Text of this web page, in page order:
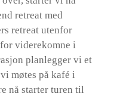
retreat med
retreat utenfor
viderekomne i
planlegger vi et
møtes på kafé i
nå starter turen til